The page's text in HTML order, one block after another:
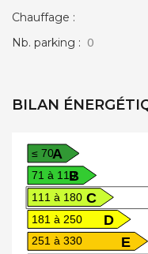
Chauffage :
Nb. parking : 0
BILAN
A
≤ 70
B
71 à 110
C
111 à 180
D
181 à 250
E
251 à 330
IMMEUBLE DE
APPARTEMENTS